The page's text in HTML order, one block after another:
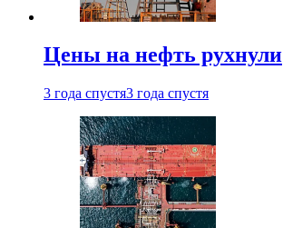
Цены на нефть рухнули
3 года спустя3 года спустя